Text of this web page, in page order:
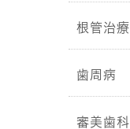
根管治療
歯周病
審美歯科